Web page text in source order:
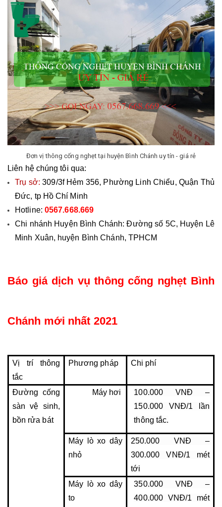
Đơn vị thông cống nghẹt tại huyện Bình Chánh uy tín - giá rẻ
Liên hệ chúng tôi qua:
Trụ sở: 309/3f Hẻm 356, Phường Linh Chiểu, Quận Thủ
Đức, tp Hồ Chí Minh
Hotline: 0567.668.669
Chi nhánh Huyện Bình Chánh: Đường số 5C, Huyện Lê
Minh Xuân, huyện Bình Chánh, TPHCM
Báo giá dịch vụ thông cống nghẹt Bình
Chánh mới nhất 2021
Vị trí thông
tắc
Phương pháp Chi phí
Đường cống
sàn vệ sinh,
bồn rửa bát
Máy hơi
100.000 VNĐ –
150.000 VNĐ/1 lần
thông tắc.
Máy lò xo dây
nhỏ
250.000 VNĐ –
300.000 VNĐ/1 mét
tới
Máy lò xo dây
to
350.000 VNĐ –
400.000 VNĐ/1 mét